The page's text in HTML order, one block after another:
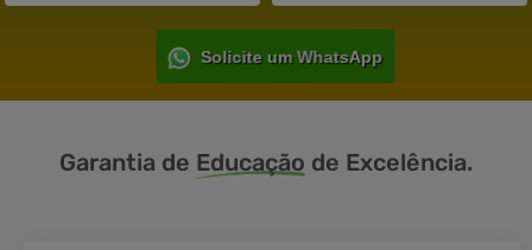
Solicite um WhatsApp
Garantia de Educação de Excelência.